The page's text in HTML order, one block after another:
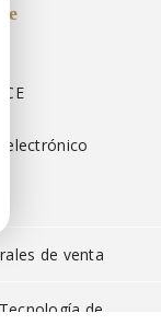
de venta
Tecnología de